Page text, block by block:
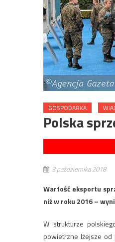
GOSPODARKA
Polska
3 października 2018
Wartość eksportu
niż w roku 2016 –
W strukturze
powietrzne lżejsze od